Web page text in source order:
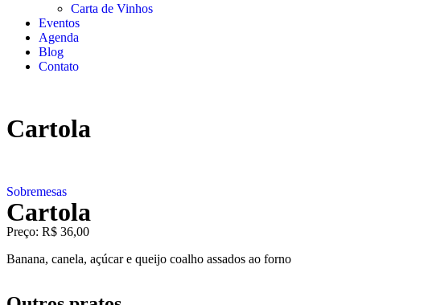
Carta de Vinhos
Eventos
Agenda
Blog
Contato
Cartola
Sobremesas
Cartola
Preço: R$ 36,00
Banana, canela, açúcar e queijo coalho assados ao forno